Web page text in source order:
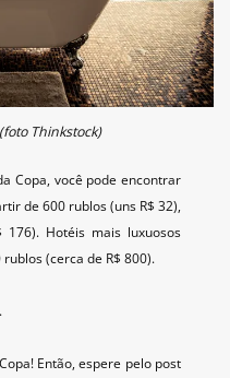
Thinkstock)
Copa, você pode encontrar
de 600 rublos (uns R$ 32),
Hotéis mais luxuosos
(cerca de R$ 800).
Então, espere pelo post